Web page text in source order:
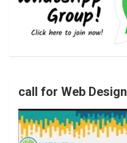
b
o r
call for Web Design